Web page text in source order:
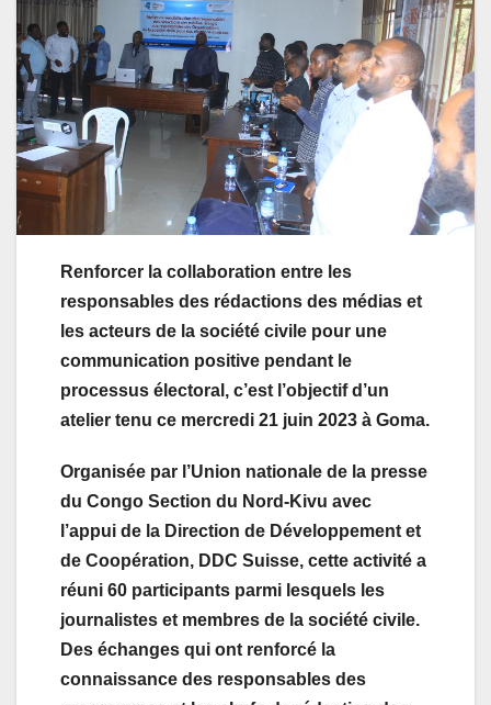
Renforcer la collaboration entre les
responsables des rédactions des médias et
les acteurs de la société civile pour une
communication positive pendant le
processus électoral, c’est l’objectif d’un
atelier tenu ce mercredi 21 juin 2023 à Goma.
Organisée par l’Union nationale de la presse
du Congo Section du Nord-Kivu avec
l’appui de la Direction de Développement et
de Coopération, DDC Suisse, cette activité a
réuni 60 participants parmi lesquels les
journalistes et membres de la société civile.
Des échanges qui ont renforcé la
connaissance des responsables des